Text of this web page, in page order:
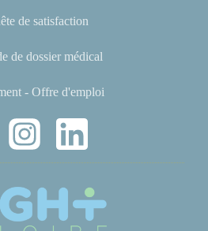
de satisfaction
de dossier médical
- Offre d'emploi